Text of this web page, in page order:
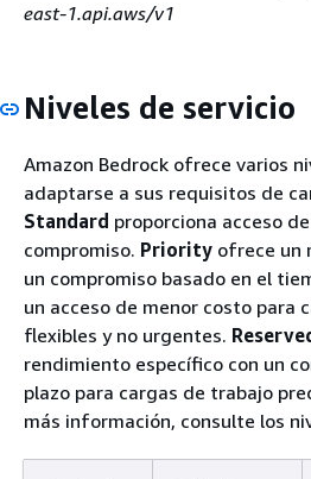
east-1.api.aws/v1
Niveles de servicio
Amazon Bedrock ofrece varios
adaptarse a sus requisitos de
Standard proporciona acceso
compromiso. Priority ofrece un
un compromiso basado en el
un acceso de menor costo para
flexibles y no urgentes.
rendimiento específico con un
plazo para cargas de trabajo
más información, consulte los